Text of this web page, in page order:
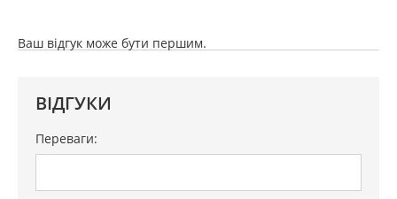
Ваш відгук може бути першим.
ВІДГУКИ
Переваги: